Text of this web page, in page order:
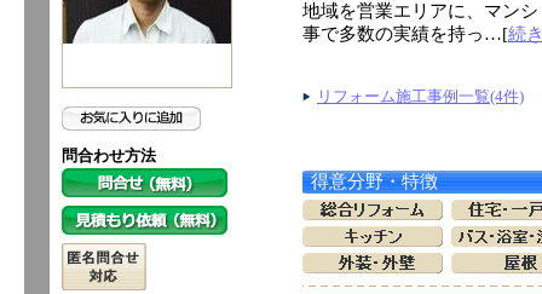
問合わせ方法
地域を営業エリアに、マン
事で多数の実績を持っ…[続
リフォーム施工事例一覧(4件)
得意分野・特徴